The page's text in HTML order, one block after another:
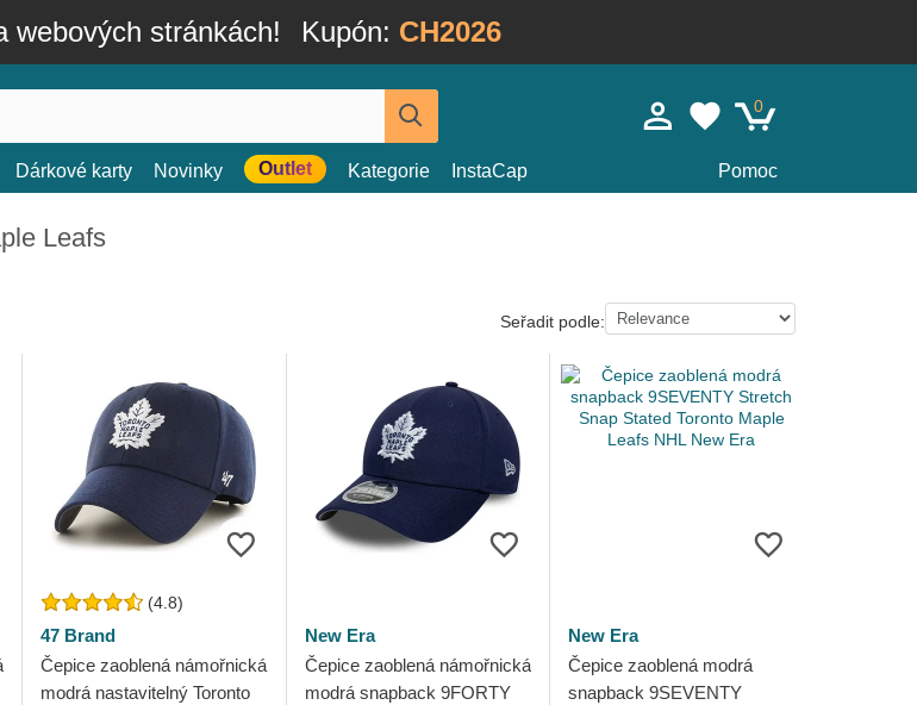
webových stránkách! Kupón: CH2026
0
Dárkové karty Novinky Outlet Kategorie InstaCap Pomoc
Leafs
Seřadit podle:
(4.8)
47 Brand
Čepice zaoblená námořnická
modrá nastavitelný Toronto
New Era
Čepice zaoblená námořnická
modrá snapback 9FORTY
New Era
Čepice zaoblená modrá
snapback 9SEVENTY